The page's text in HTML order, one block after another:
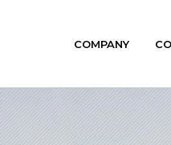
COMPANY